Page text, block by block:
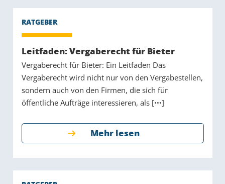
Leitfaden: Vergaberecht für Bieter
Vergaberecht für Bieter: Ein Leitfaden Das
Vergaberecht wird nicht nur von den Vergabestellen,
sondern auch von den Firmen, die sich für
öffentliche Aufträge interessieren, als [
]
Mehr lesen